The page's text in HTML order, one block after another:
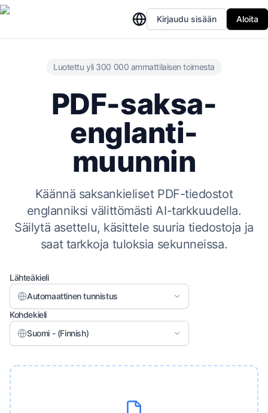
Kirjaudu sisään Aloita
Luotettu yli 300 000 ammattilaisen toimesta
PDF-saksa-
englanti-
muunnin
Käännä saksankieliset PDF-tiedostot
englanniksi välittömästi AI-tarkkuudella.
Säilytä asettelu, käsittele suuria tiedostoja ja
saat tarkkoja tuloksia sekunneissa.
Lähteäkieli
Automaattinen tunnistus
Kohdekieli
Suomi - (Finnish)